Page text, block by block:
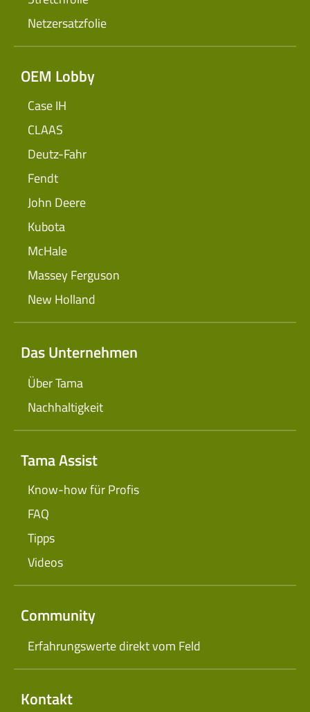
Netzersatzfolie
OEM Lobby
Case IH
CLAAS
Deutz-Fahr
Fendt
John Deere
Kubota
McHale
Massey Ferguson
New Holland
Das Unternehmen
Über Tama
Nachhaltigkeit
Tama Assist
Know-how für Profis
FAQ
Tipps
Videos
Community
Erfahrungswerte direkt vom Feld
Kontakt